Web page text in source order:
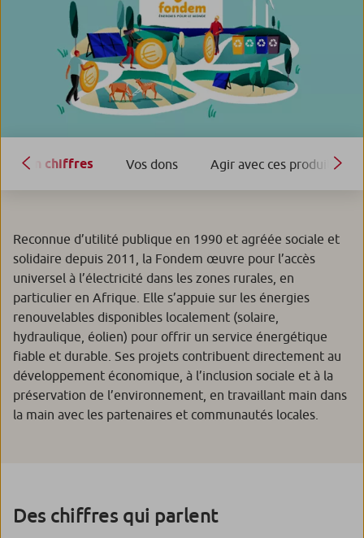
En chiffres Vos dons Agir avec ces produits
Reconnue d’utilité publique en 1990 et agréée sociale et
solidaire depuis 2011, la Fondem œuvre pour l’accès
universel à l’électricité dans les zones rurales, en
particulier en Afrique. Elle s’appuie sur les énergies
renouvelables disponibles localement (solaire,
hydraulique, éolien) pour offrir un service énergétique
fiable et durable. Ses projets contribuent directement au
développement économique, à l’inclusion sociale et à la
préservation de l’environnement, en travaillant main dans
la main avec les partenaires et communautés locales.
Des chiffres qui parlent